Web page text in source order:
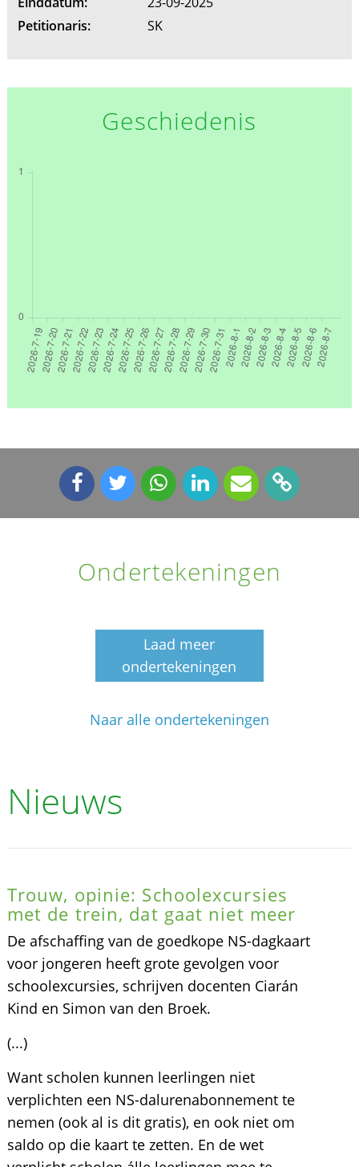
Petitionaris:
SK
Geschiedenis
Ondertekeningen
Laad meer
ondertekeningen
Naar alle ondertekeningen
Nieuws
Trouw, opinie: Schoolexcursies
met de trein, dat gaat niet meer
De afschaffing van de goedkope NS-dagkaart
voor jongeren heeft grote gevolgen voor
schoolexcursies, schrijven docenten Ciarán
Kind en Simon van den Broek.
(...)
Want scholen kunnen leerlingen niet
verplichten een NS-dalurenabonnement te
nemen (ook al is dit gratis), en ook niet om
saldo op die kaart te zetten. En de wet